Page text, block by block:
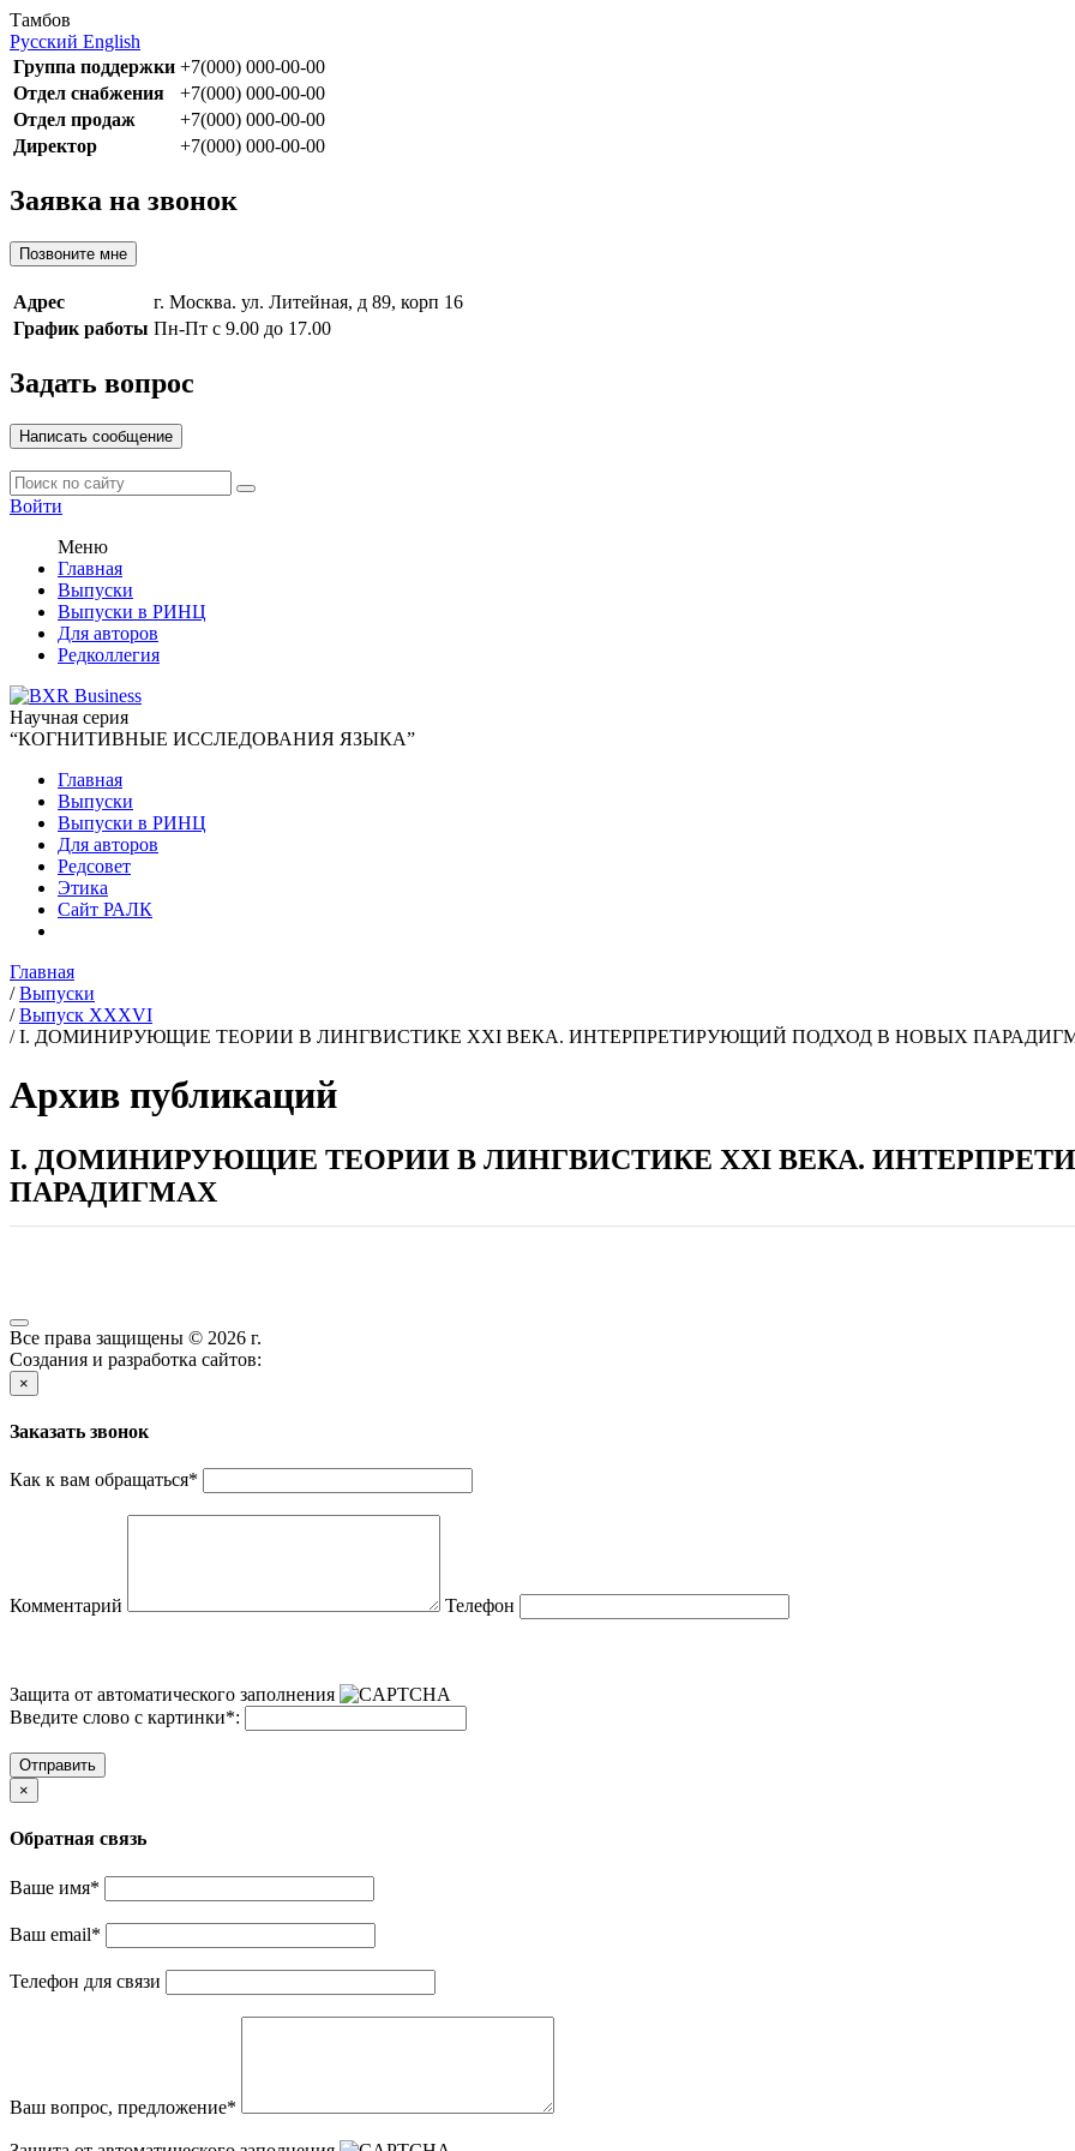
Тамбов
Русский English
Группа поддержки +7(000) 000-00-00
Отдел снабжения
+7(000) 000-00-00
Отдел продаж
+7(000) 000-00-00
Директор
+7(000) 000-00-00
Заявка на звонок
Позвоните мне
Адрес
г. Москва. ул. Литейная, д 89, корп 16
График работы Пн-Пт с 9.00 до 17.00
Задать вопрос
Написать сообщение
Войти
Меню
Главная
Выпуски
Выпуски в РИНЦ
Для авторов
Редколлегия
Научная серия
“КОГНИТИВНЫЕ ИССЛЕДОВАНИЯ ЯЗЫКА”
Главная
Выпуски
Выпуски в РИНЦ
Для авторов
Редсовет
Этика
Сайт РАЛК
Главная
/ Выпуски
/ Выпуск XXXVI
/ I. ДОМИНИРУЮЩИЕ ТЕОРИИ В ЛИНГВИСТИКЕ XXI ВЕКА. ИНТЕРПРЕТИРУЮЩИЙ ПОДХОД В НОВЫХ
Архив публикаций
I. ДОМИНИРУЮЩИЕ ТЕОРИИ В ЛИНГВИСТИКЕ XXI ВЕКА.
ПАРАДИГМАХ
Все права защищены © 2026 г.
Создания и разработка сайтов:
×
Заказать звонок
Как к вам обращаться*
Комментарий Телефон
Защита от автоматического заполнения
Введите слово с картинки*:
Отправить
×
Обратная связь
Ваше имя*
Ваш email*
Телефон для связи
Ваш вопрос, предложение*